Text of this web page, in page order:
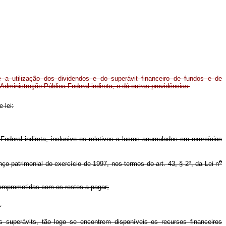
a utilização dos dividendos e do superávit financeiro de fundos e de
Pública Federal indireta, e dá outras providências.
lei:
indireta, inclusive os relativos a lucros acumulados em exercícios
patrimonial do exercício de 1997, nos termos do art. 43, § 2º, da Lei no
com os restos a pagar;
tão logo se encontrem disponíveis os recursos financeiros